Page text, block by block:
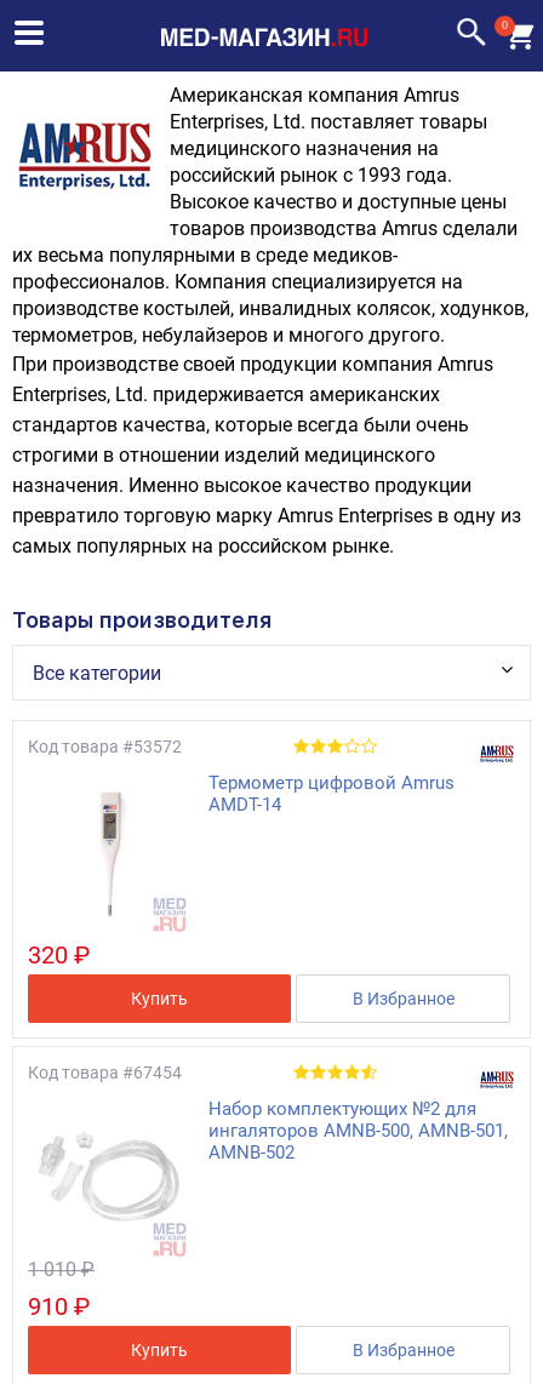
0
Американская компания Amrus
Enterprises, Ltd. поставляет товары
медицинского назначения на
российский рынок с 1993 года.
Высокое качество и доступные цены
товаров производства Amrus сделали
их весьма популярными в среде медиков-
профессионалов. Компания специализируется на
производстве костылей, инвалидных колясок, ходунков,
термометров, небулайзеров и многого другого.
При производстве своей продукции компания Amrus
Enterprises, Ltd. придерживается американских
стандартов качества, которые всегда были очень
строгими в отношении изделий медицинского
назначения. Именно высокое качество продукции
превратило торговую марку Amrus Enterprises в одну из
самых популярных на российском рынке.
Товары производителя
Все категории
Код товара #53572
Термометр цифровой Amrus
AMDT-14
320 ₽
Купить В Избранное
Код товара #67454
Набор комплектующих №2 для
ингаляторов АМNB-500, АМNB-501,
АМNB-502
910 ₽
1 010 ₽
Купить В Избранное